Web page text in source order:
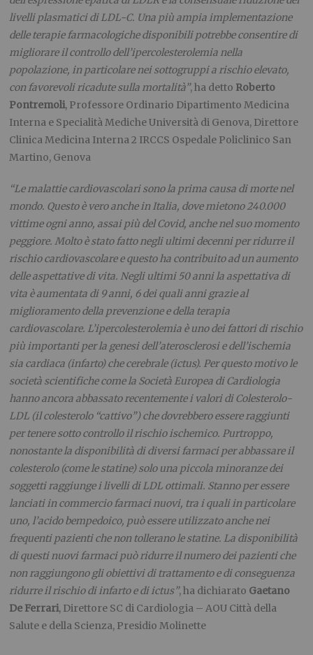
livelli plasmatici di LDL-C. Una più ampia implementazione
delle terapie farmacologiche disponibili potrebbe consentire di
migliorare il controllo dell’ipercolesterolemia nella
popolazione, in particolare nei sottogruppi a rischio elevato,
con favorevoli ricadute sulla mortalità”, ha detto Roberto
Pontremoli, Professore Ordinario Dipartimento Medicina
Interna e Specialità Mediche Università di Genova, Direttore
Clinica Medicina Interna 2 IRCCS Ospedale Policlinico San
Martino, Genova
“Le malattie cardiovascolari sono la prima causa di morte nel
mondo. Questo è vero anche in Italia, dove mietono 240.000
vittime ogni anno, assai più del Covid, anche nel suo momento
peggiore. Molto è stato fatto negli ultimi decenni per ridurre il
rischio cardiovascolare e questo ha contribuito ad un aumento
delle aspettative di vita. Negli ultimi 50 anni la aspettativa di
vita è aumentata di 9 anni, 6 dei quali anni grazie al
miglioramento della prevenzione e della terapia
cardiovascolare. L’ipercolesterolemia è uno dei fattori di rischio
più importanti per la genesi dell’aterosclerosi e dell’ischemia
sia cardiaca (infarto) che cerebrale (ictus). Per questo motivo le
società scientifiche come la Società Europea di Cardiologia
hanno ancora abbassato recentemente i valori di Colesterolo-
LDL (il colesterolo “cattivo”) che dovrebbero essere raggiunti
per tenere sotto controllo il rischio ischemico. Purtroppo,
nonostante la disponibilità di diversi farmaci per abbassare il
colesterolo (come le statine) solo una piccola minoranze dei
soggetti raggiunge i livelli di LDL ottimali. Stanno per essere
lanciati in commercio farmaci nuovi, tra i quali in particolare
uno, l’acido bempedoico, può essere utilizzato anche nei
frequenti pazienti che non tollerano le statine. La disponibilità
di questi nuovi farmaci può ridurre il numero dei pazienti che
non raggiungono gli obiettivi di trattamento e di conseguenza
ridurre il rischio di infarto e di ictus”, ha dichiarato Gaetano
De Ferrari, Direttore SC di Cardiologia – AOU Città della
Salute e della Scienza, Presidio Molinette